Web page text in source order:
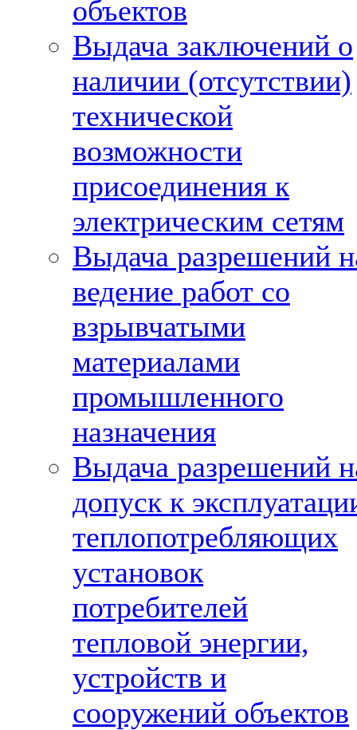
объектов
Выдача заключений о
наличии (отсутствии)
технической
возможности
присоединения к
электрическим сетям
Выдача разрешений
ведение работ со
взрывчатыми
материалами
промышленного
назначения
Выдача разрешений
допуск к
теплопотребляющих
установок
потребителей
тепловой энергии,
устройств и
сооружений объектов